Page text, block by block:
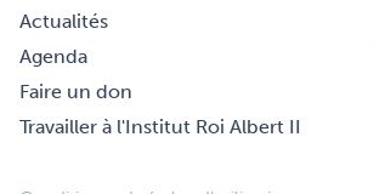
Actualités
Agenda
Faire un don
Travailler à l'Institut Roi Albert II